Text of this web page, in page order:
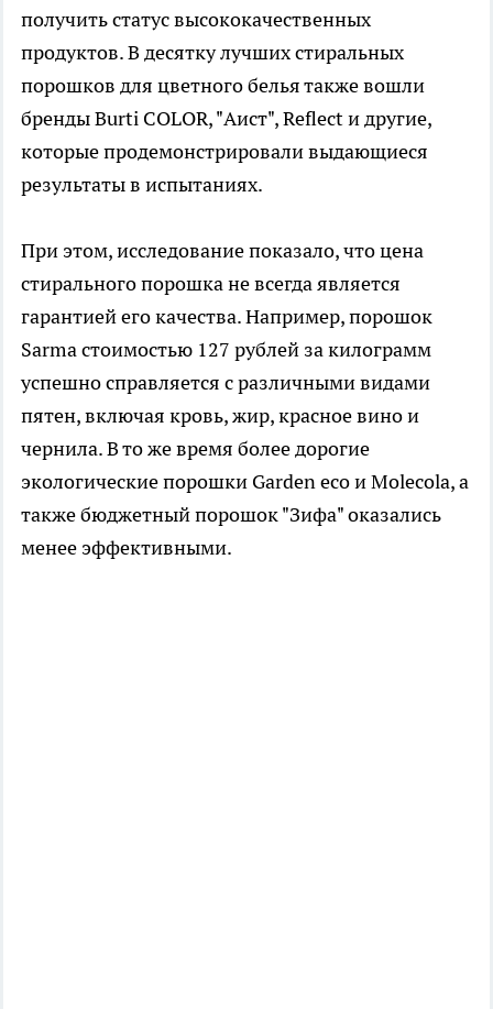
получить статус высококачественных
продуктов. В десятку лучших стиральных
порошков для цветного белья также вошли
бренды Burti COLOR, "Аист", Reflect и другие,
которые продемонстрировали выдающиеся
результаты в испытаниях.
При этом, исследование показало, что цена
стирального порошка не всегда является
гарантией его качества. Например, порошок
Sarma стоимостью 127 рублей за килограмм
успешно справляется с различными видами
пятен, включая кровь, жир, красное вино и
чернила. В то же время более дорогие
экологические порошки Garden eco и Molecola, а
также бюджетный порошок "Зифа" оказались
менее эффективными.